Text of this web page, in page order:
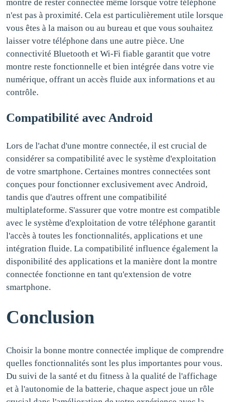
montre de rester connectée même lorsque votre téléphone
n'est pas à proximité. Cela est particulièrement utile lorsque
vous êtes à la maison ou au bureau et que vous souhaitez
laisser votre téléphone dans une autre pièce. Une
connectivité Bluetooth et Wi-Fi fiable garantit que votre
montre reste fonctionnelle et bien intégrée dans votre vie
numérique, offrant un accès fluide aux informations et au
contrôle.
Compatibilité avec Android
Lors de l'achat d'une montre connectée, il est crucial de
considérer sa compatibilité avec le système d'exploitation
de votre smartphone. Certaines montres connectées sont
conçues pour fonctionner exclusivement avec Android,
tandis que d'autres offrent une compatibilité
multiplateforme. S'assurer que votre montre est compatible
avec le système d'exploitation de votre téléphone garantit
l'accès à toutes les fonctionnalités, applications et une
intégration fluide. La compatibilité influence également la
disponibilité des applications et la manière dont la montre
connectée fonctionne en tant qu'extension de votre
smartphone.
Conclusion
Choisir la bonne montre connectée implique de comprendre
quelles fonctionnalités sont les plus importantes pour vous.
Du suivi de la santé et du fitness à la qualité de l'affichage
et à l'autonomie de la batterie, chaque aspect joue un rôle